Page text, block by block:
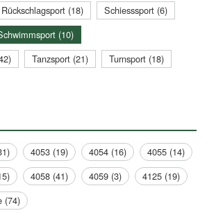
Rückschlagsport (18)
Schiesssport (6)
(10)
Tanzsport (21)
Turnsport (18)
4053 (19) 4054 (16)
4055 (14)
4058 (41) 4059 (3)
4125 (19)
(74)